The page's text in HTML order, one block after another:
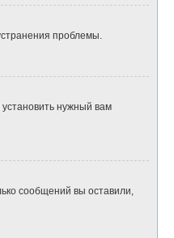
проблемы.
нужный вам
сообщений вы оставили,